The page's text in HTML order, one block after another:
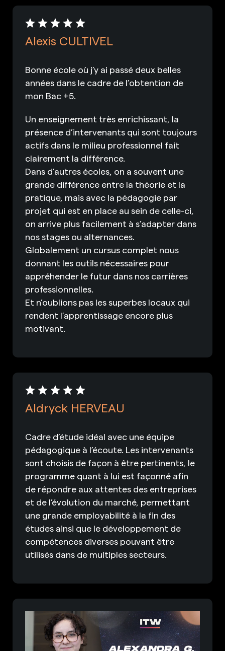
Alexis CULTIVEL
Bonne école où j’y ai passé deux belles
années dans le cadre de l’obtention de
mon Bac +5.
Un enseignement très enrichissant, la
présence d’intervenants qui sont toujours
actifs dans le milieu professionnel fait
clairement la différence.
Dans d’autres écoles, on a souvent une
grande différence entre la théorie et la
pratique, mais avec la pédagogie par
projet qui est en place au sein de celle-ci,
on arrive plus facilement à s’adapter dans
nos stages ou alternances.
Globalement un cursus complet nous
donnant les outils nécessaires pour
appréhender le futur dans nos carrières
professionnelles.
Et n’oublions pas les superbes locaux qui
rendent l’apprentissage encore plus
motivant.
Aldryck HERVEAU
Cadre d’étude idéal avec une équipe
pédagogique à l’écoute. Les intervenants
sont choisis de façon à être pertinents, le
programme quant à lui est façonné afin
de répondre aux attentes des entreprises
et de l’évolution du marché, permettant
une grande employabilité à la fin des
études ainsi que le développement de
compétences diverses pouvant être
utilisés dans de multiples secteurs.